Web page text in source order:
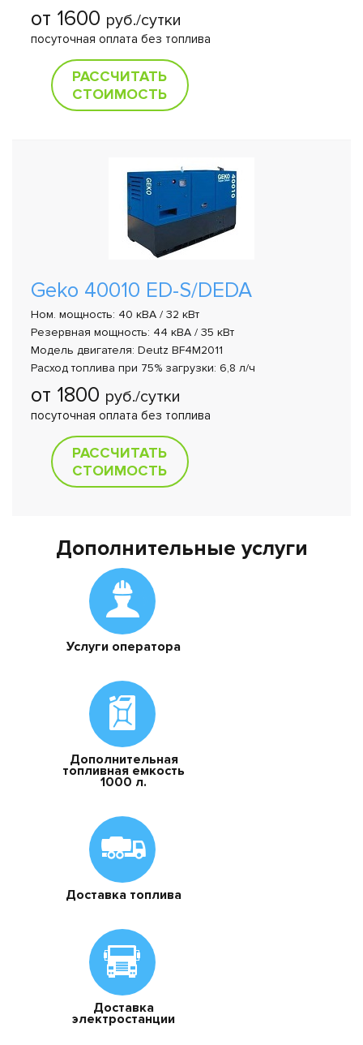
от 1600 руб./сутки
посуточная оплата без топлива
РАССЧИТАТЬ
СТОИМОСТЬ
Geko 40010 ED-S/DEDA
Ном. мощность: 40 кВА / 32 кВт
Резервная мощность: 44 кВА / 35 кВт
Модель двигателя: Deutz BF4M2011
Расход топлива при 75% загрузки: 6,8 л/ч
от 1800 руб./сутки
посуточная оплата без топлива
РАССЧИТАТЬ
СТОИМОСТЬ
Дополнительные услуги
Услуги оператора
Дополнительная
топливная емкость
1000 л.
Доставка топлива
Доставка
электростанции